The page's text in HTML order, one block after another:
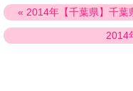
« 2014年【千葉県】千葉
2014